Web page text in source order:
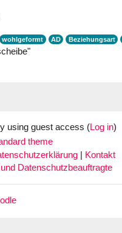
wohlgeformt AD Beziehungsart
using guest access (Log in)
theme
Kontakt
Datenschutzbeauftragte